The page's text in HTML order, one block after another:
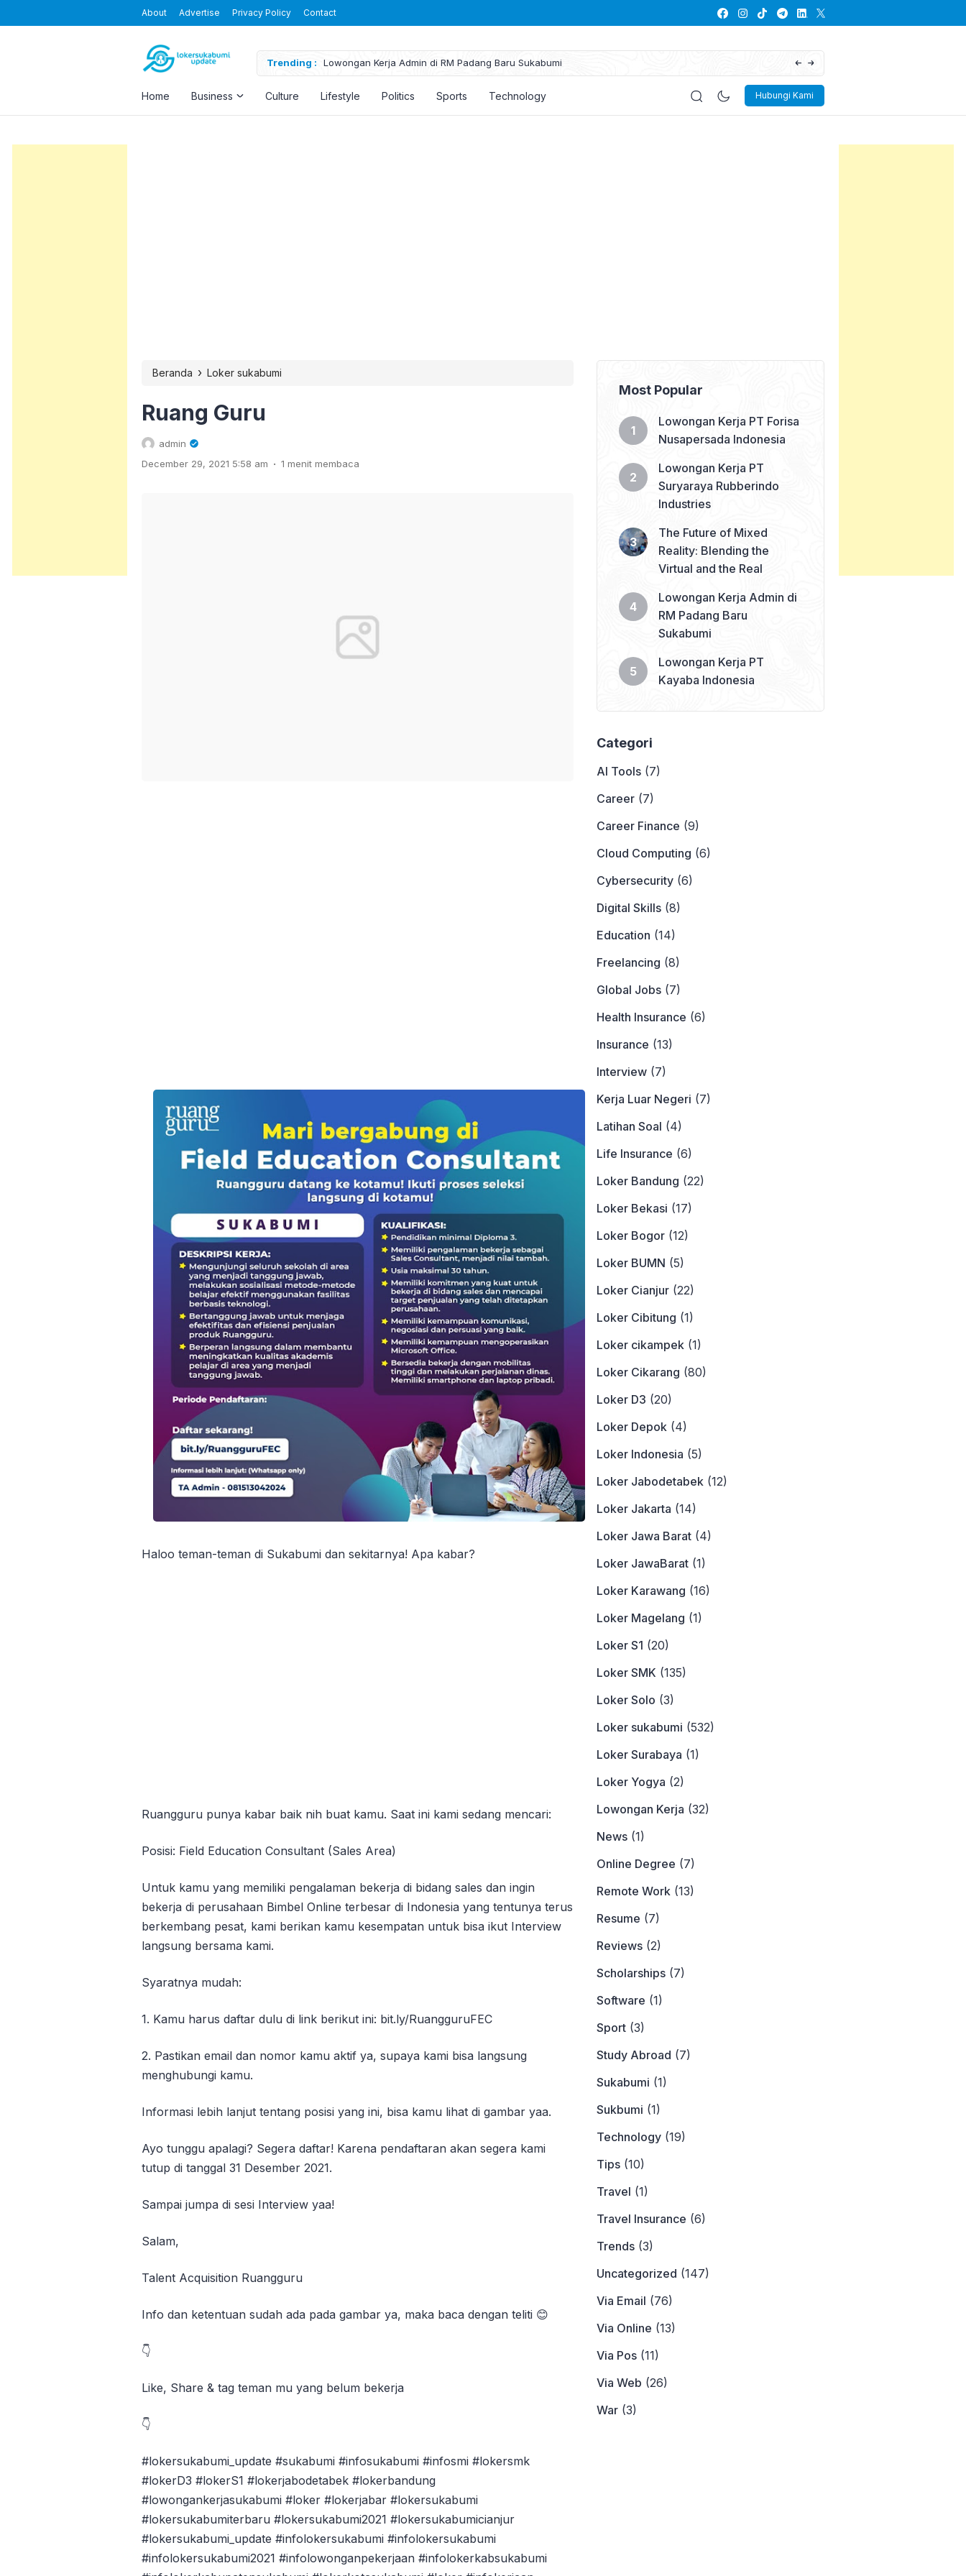
About Advertise Privacy Policy Contact
Trending : Lowongan Kerja Admin di RM Padang Baru Sukabumi Lowongan Kerja PT Kayaba Indonesia
Hubungi Kami
Home Business Culture Lifestyle Politics Sports Technology
Beranda › Loker sukabumi
Ruang Guru
admin
December 29, 2021 5:58 am . 1 menit membaca
Haloo teman-teman di Sukabumi dan sekitarnya! Apa kabar?
Ruangguru punya kabar baik nih buat kamu. Saat ini kami sedang mencari:
Posisi: Field Education Consultant (Sales Area)
Untuk kamu yang memiliki pengalaman bekerja di bidang sales dan ingin
bekerja di perusahaan Bimbel Online terbesar di Indonesia yang tentunya terus
berkembang pesat, kami berikan kamu kesempatan untuk bisa ikut Interview
langsung bersama kami.
Syaratnya mudah:
1. Kamu harus daftar dulu di link berikut ini: bit.ly/RuangguruFEC
2. Pastikan email dan nomor kamu aktif ya, supaya kami bisa langsung
menghubungi kamu.
Informasi lebih lanjut tentang posisi yang ini, bisa kamu lihat di gambar yaa.
Ayo tunggu apalagi? Segera daftar! Karena pendaftaran akan segera kami
tutup di tanggal 31 Desember 2021.
Sampai jumpa di sesi Interview yaa!
Salam,
Talent Acquisition Ruangguru
Info dan ketentuan sudah ada pada gambar ya, maka baca dengan teliti 😊
👇
Like, Share & tag teman mu yang belum bekerja
👇
#lokersukabumi_update #sukabumi #infosukabumi #infosmi #lokersmk
#lokerD3 #lokerS1 #lokerjabodetabek #lokerbandung
#lowongankerjasukabumi #loker #lokerjabar #lokersukabumi
#lokersukabumiterbaru #lokersukabumi2021 #lokersukabumicianjur
#lokersukabumi_update #infolokersukabumi #infolokersukabumi
#infolokersukabumi2021 #infolowonganpekerjaan #infolokerkabsukabumi
Most Popular
Lowongan Kerja PT Forisa
Nusapersada Indonesia
Lowongan Kerja PT
Suryaraya Rubberindo
Industries
The Future of Mixed
Reality: Blending the
Virtual and the Real
Lowongan Kerja Admin di
RM Padang Baru
Sukabumi
Lowongan Kerja PT
Kayaba Indonesia
Categori
AI Tools (7)
Career (7)
Career Finance (9)
Cloud Computing (6)
Cybersecurity (6)
Digital Skills (8)
Education (14)
Freelancing (8)
Global Jobs (7)
Health Insurance (6)
Insurance (13)
Interview (7)
Kerja Luar Negeri (7)
Latihan Soal (4)
Life Insurance (6)
Loker Bandung (22)
Loker Bekasi (17)
Loker Bogor (12)
Loker BUMN (5)
Loker Cianjur (22)
Loker Cibitung (1)
Loker cikampek (1)
Loker Cikarang (80)
Loker D3 (20)
Loker Depok (4)
Loker Indonesia (5)
Loker Jabodetabek (12)
Loker Jakarta (14)
Loker Jawa Barat (4)
Loker JawaBarat (1)
Loker Karawang (16)
Loker Magelang (1)
Loker S1 (20)
Loker SMK (135)
Loker Solo (3)
Loker sukabumi (532)
Loker Surabaya (1)
Loker Yogya (2)
Lowongan Kerja (32)
News (1)
Online Degree (7)
Remote Work (13)
Resume (7)
Reviews (2)
Scholarships (7)
Software (1)
Sport (3)
Study Abroad (7)
Sukabumi (1)
Sukbumi (1)
Technology (19)
Tips (10)
Travel (1)
Travel Insurance (6)
Trends (3)
Uncategorized (147)
Via Email (76)
Via Online (13)
Via Pos (11)
Via Web (26)
War (3)